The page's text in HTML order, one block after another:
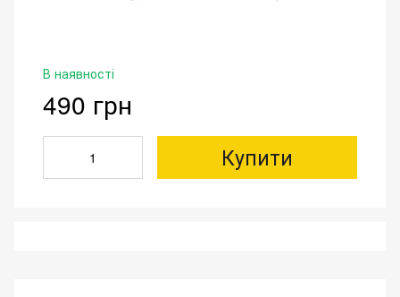
В наявності
490 грн
Купити